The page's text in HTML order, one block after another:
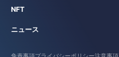
NFT
ニュース